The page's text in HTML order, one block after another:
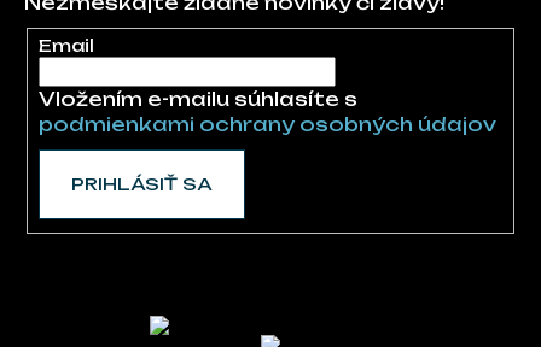
Email
Vložením e-mailu súhlasíte s
podmienkami ochrany osobných údajov
PRIHLÁSIŤ SA